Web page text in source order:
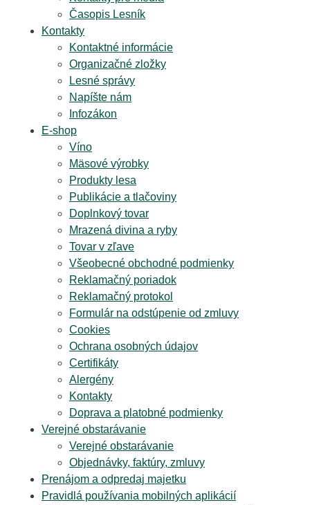
Časopis Lesník
Kontakty
Kontaktné informácie
Organizačné zložky
Lesné správy
Napíšte nám
Infozákon
E-shop
Víno
Mäsové výrobky
Produkty lesa
Publikácie a tlačoviny
Doplnkový tovar
Mrazená divina a ryby
Tovar v zľave
Všeobecné obchodné podmienky
Reklamačný poriadok
Reklamačný protokol
Formulár na odstúpenie od zmluvy
Cookies
Ochrana osobných údajov
Certifikáty
Alergény
Kontakty
Doprava a platobné podmienky
Verejné obstarávanie
Verejné obstarávanie
Objednávky, faktúry, zmluvy
Prenájom a odpredaj majetku
Pravidlá používania mobilných aplikácií